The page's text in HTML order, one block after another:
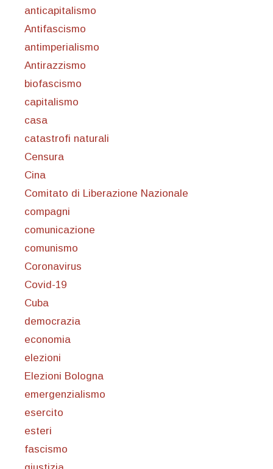
anticapitalismo
Antifascismo
antimperialismo
Antirazzismo
biofascismo
capitalismo
casa
catastrofi naturali
Censura
Cina
Comitato di Liberazione Nazionale
compagni
comunicazione
comunismo
Coronavirus
Covid-19
Cuba
democrazia
economia
elezioni
Elezioni Bologna
emergenzialismo
esercito
esteri
fascismo